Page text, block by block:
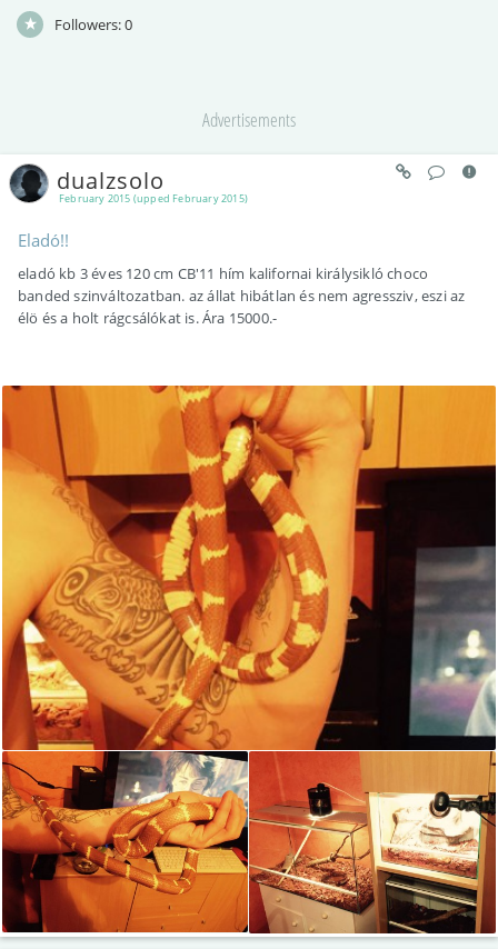
Followers:0
Advertisements
February 2015 (upped February 2015)
dualzsolo
Eladó!!
eladó kb 3 éves 120 cm CB'11 hím kalifornai királysikló choco
banded szinváltozatban. az állat hibátlan és nem agressziv, eszi az
élö és a holt rágcsálókat is. Ára 15000.-